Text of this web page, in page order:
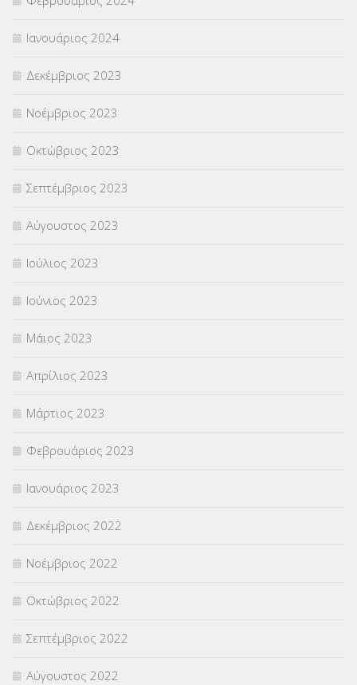
Ιανουάριος 2024
Δεκέμβριος 2023
Νοέμβριος 2023
Οκτώβριος 2023
Σεπτέμβριος 2023
Αύγουστος 2023
Ιούλιος 2023
Ιούνιος 2023
Μάιος 2023
Απρίλιος 2023
Μάρτιος 2023
Φεβρουάριος 2023
Ιανουάριος 2023
Δεκέμβριος 2022
Νοέμβριος 2022
Οκτώβριος 2022
Σεπτέμβριος 2022
Αύγουστος 2022